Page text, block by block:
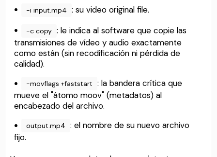
-i input.mp4 : su video original file.
-c copy : le indica al software que copie las
transmisiones de vídeo y audio exactamente
como están (sin recodificación ni pérdida de
calidad).
-movflags +faststart
: la bandera crítica que
mueve el "átomo moov" (metadatos) al
encabezado del archivo.
output.mp4
: el nombre de su nuevo archivo
fijo.